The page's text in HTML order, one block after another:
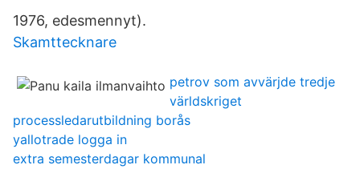
1976, edesmennyt).
Skamttecknare
petrov som avvärjde tredje
världskriget
processledarutbildning borås
yallotrade logga in
extra semesterdagar kommunal